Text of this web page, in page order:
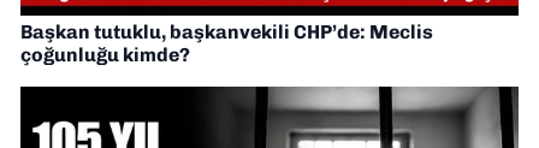
Başkan tutuklu, başkanvekili CHP’de: Meclis
çoğunluğu kimde?